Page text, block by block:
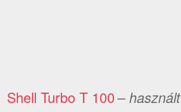
Shell Turbo T 100– használt